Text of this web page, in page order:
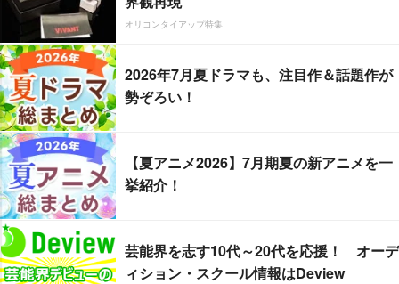
オリコンタイアップ特集
2026年7月夏ドラマも、注目作＆話題作が
勢ぞろい！
【夏アニメ2026】7月期夏の新アニメを一
挙紹介！
芸能界を志す10代～20代を応援！ オーデ
ィション・スクール情報はDeview